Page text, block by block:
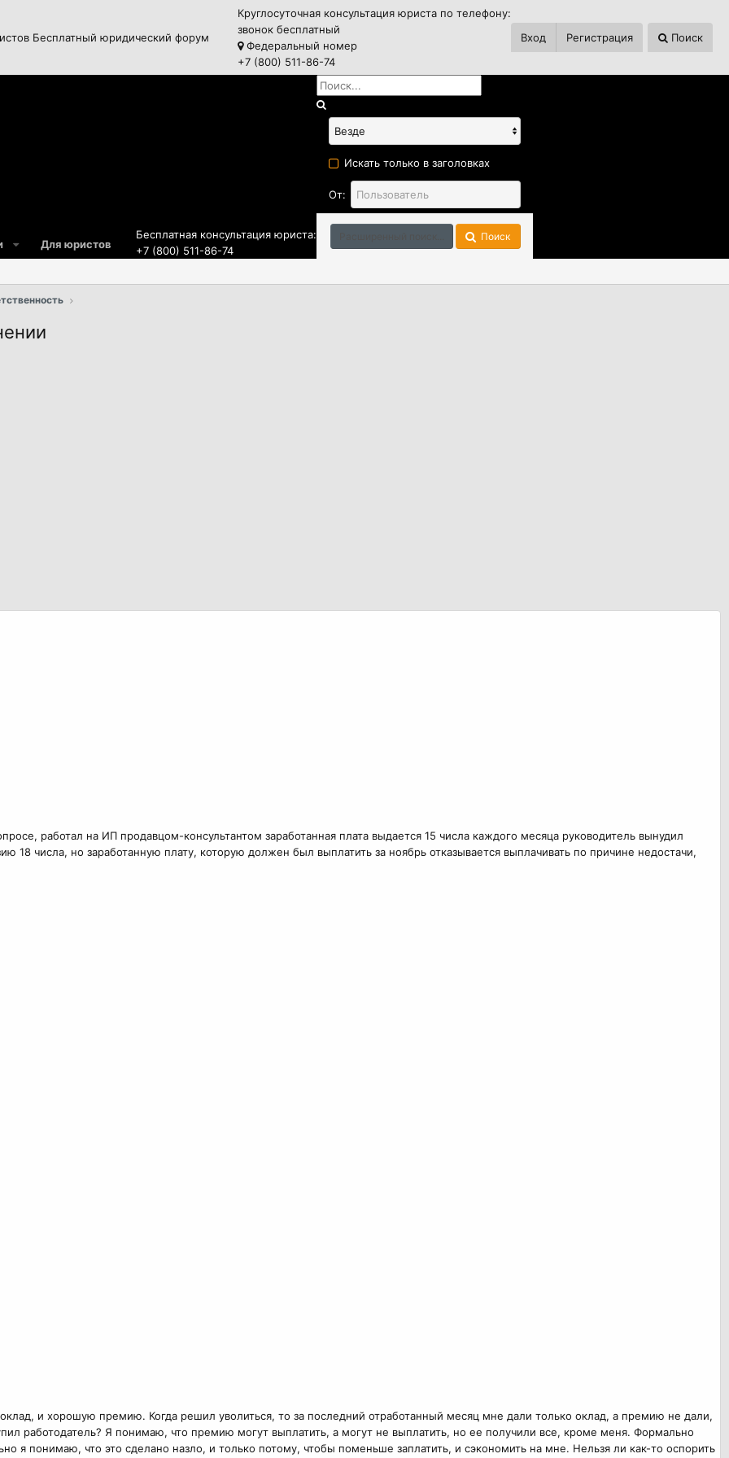
Бесплатный юридический форум
Круглосуточная консультация юриста по телефону:
звонок бесплатный
Федеральный номер
+7 (800) 511-86-74
Вход Регистрация Поиск
Для юристов
Бесплатная консультация юриста:
+7 (800) 511-86-74
Искать только в заголовках
От:
Поиск
работал на ИП продавцом-консультантом заработанная плата выдается 15 числа каждого месяца руководитель вынудил
18 числа, но заработанную плату, которую должен был выплатить за ноябрь отказывается выплачивать по причине недостачи,
и хорошую премию. Когда решил уволиться, то за последний отработанный месяц мне дали только оклад, а премию не дали,
работодатель? Я понимаю, что премию могут выплатить, а могут не выплатить, но ее получили все, кроме меня. Формально
я понимаю, что это сделано назло, и только потому, чтобы поменьше заплатить, и сэкономить на мне. Нельзя ли как-то оспорить